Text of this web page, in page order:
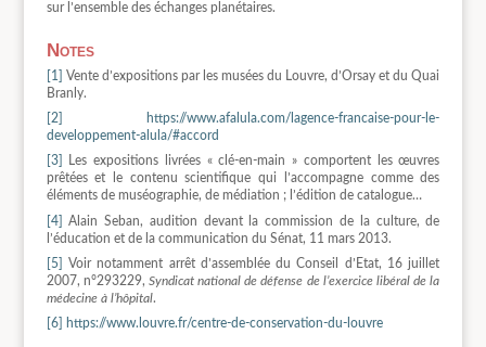
sur l’ensemble des échanges planétaires.
Notes
[1]
Vente d’expositions par les musées du Louvre, d’Orsay et du Quai
Branly.
[2]
https://www.afalula.com/lagence-francaise-pour-le-
developpement-alula/#accord
[3]
Les expositions livrées « clé-en-main » comportent les œuvres
prêtées et le contenu scientifique qui l’accompagne comme des
éléments de muséographie, de médiation ; l’édition de catalogue…
[4]
Alain Seban, audition devant la commission de la culture, de
l’éducation et de la communication du Sénat, 11 mars 2013.
[5]
Voir notamment arrêt d’assemblée du Conseil d’Etat, 16 juillet
2007, n°293229, Syndicat national de défense de l’exercice libéral de la
médecine à l’hôpital.
[6]
https://www.louvre.fr/centre-de-conservation-du-louvre